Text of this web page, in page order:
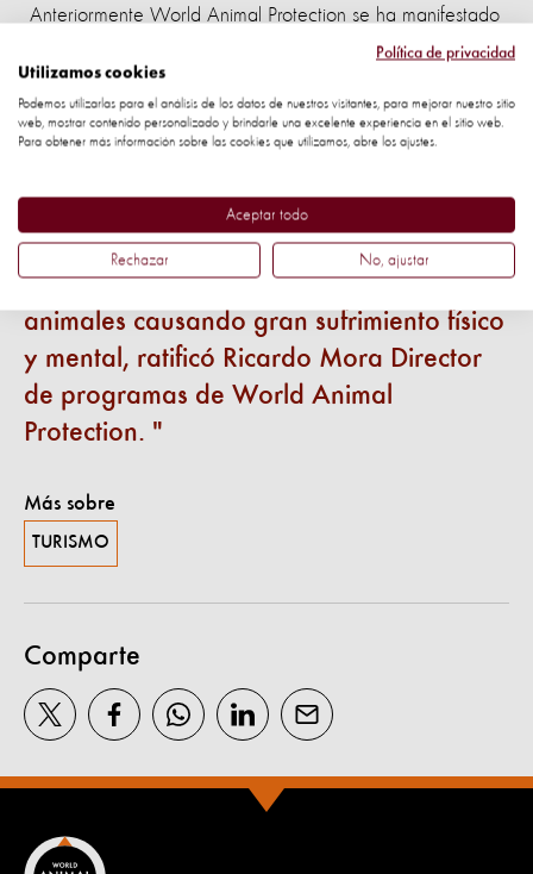
Anteriormente World Animal Protection se ha manifestado
en contra del uso de animales en espectáculos. Como
cuando se opuso a la actividad de encierro de toros estilo
Pamplona que se quería realizar en Costa Rica o cuando
movilizó al público recogiendo firmas para la aprobación
“En estos eventos se perturban a los
animales causando gran sufrimiento físico
y mental, ratificó Ricardo Mora Director
de programas de World Animal
Protection.
Más sobre
TURISMO
Comparte
Política de privacidad
Utilizamos cookies
Podemos utilizarlas para el análisis de los datos de nuestros visitantes, para mejorar nuestro sitio
web, mostrar contenido personalizado y brindarle una excelente experiencia en el sitio web.
Para obtener más información sobre las cookies que utilizamos, abre los ajustes.
Aceptar todo
Rechazar No, ajustar